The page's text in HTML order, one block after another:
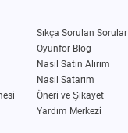
Sıkça Sorulan Sorular
Oyunfor Blog
Nasıl Satın Alırım
Nasıl Satarım
Öneri ve Şikayet
Yardım Merkezi